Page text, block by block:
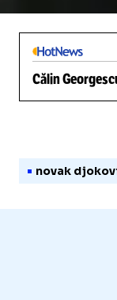
Călin
novak